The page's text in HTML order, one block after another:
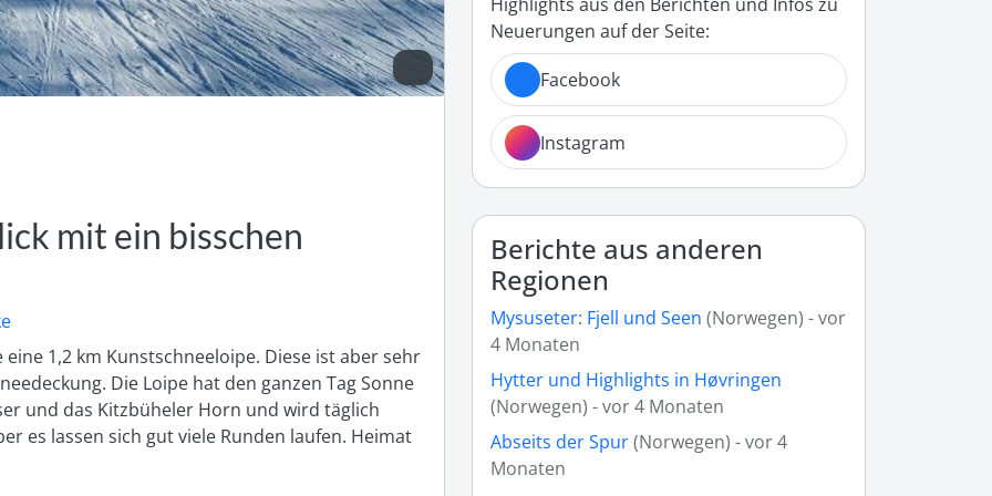
mit ein bisschen
1,2 km Kunstschneeloipe. Diese ist aber sehr
Die Loipe hat den ganzen Tag Sonne
und das Kitzbüheler Horn und wird täglich
es lassen sich gut viele Runden laufen. Heimat
Neuerungen auf der Seite:
Facebook
Instagram
Berichte aus anderen
Regionen
Mysuseter: Fjell und Seen (Norwegen) - vor
4 Monaten
Hytter und Highlights in Høvringen
(Norwegen) - vor 4 Monaten
Abseits der Spur(Norwegen) - vor 4
Monaten